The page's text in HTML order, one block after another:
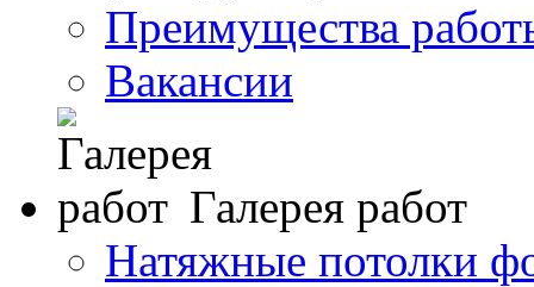
Преимущества
Вакансии
Галерея работ
Натяжные потолки